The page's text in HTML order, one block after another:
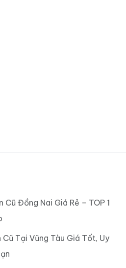
Đồng Nai Giá Rẻ – TOP 1
Tại Vũng Tàu Giá Tốt, Uy